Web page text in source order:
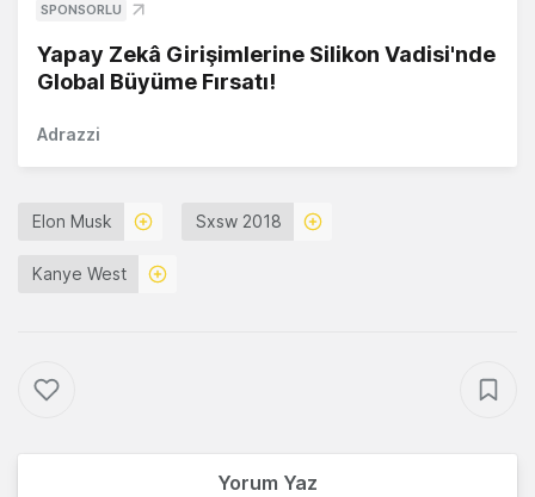
SPONSORLU
Yapay Zekâ Girişimlerine Silikon Vadisi'nde
Global Büyüme Fırsatı!
Adrazzi
Elon Musk Sxsw 2018
Kanye West
Yorum Yaz